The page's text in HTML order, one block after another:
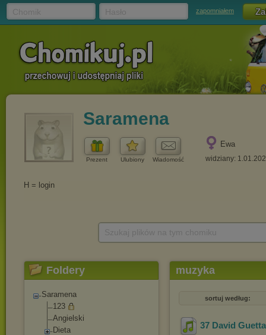
zapomniałem
Saramena
Prezent Ulubiony Wiadomość
Ewa
widziany:
Foldery
Saramena
123
Angielski
Dieta
muzyka
sortuj według:
37 David